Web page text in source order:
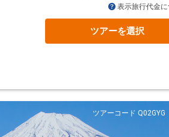
表示旅行代金に
ツアーを選択
ツアーコード Q02GYG